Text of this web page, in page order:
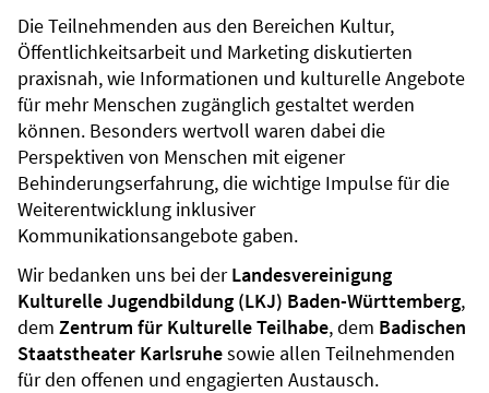
Die Teilnehmenden aus den Bereichen Kultur,
Öffentlichkeitsarbeit und Marketing diskutierten
praxisnah, wie Informationen und kulturelle Angebote
für mehr Menschen zugänglich gestaltet werden
können. Besonders wertvoll waren dabei die
Perspektiven von Menschen mit eigener
Behinderungserfahrung, die wichtige Impulse für die
Weiterentwicklung inklusiver
Kommunikationsangebote gaben.
Wir bedanken uns bei derLandesvereinigung
Kulturelle Jugendbildung (LKJ) Baden-Württemberg,
dem Zentrum für Kulturelle Teilhabe, dem Badischen
Staatstheater Karlsruhesowie allen Teilnehmenden
für den offenen und engagierten Austausch.